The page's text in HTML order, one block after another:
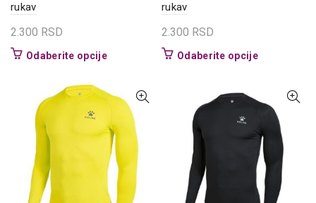
rukav
2.300 RSD
Odaberite opcijeOvaj
više
varijanti.
Opcije
mogu
biti
izabrane
na
rukav
2.300 RSD
Odaberite opcijeOvaj
više
varijanti.
Opcije
mogu
biti
izabrane
na